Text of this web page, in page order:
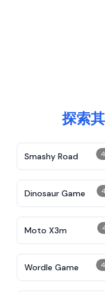
探索
Smashy Road
Dinosaur Game
Moto X3m
Wordle Game